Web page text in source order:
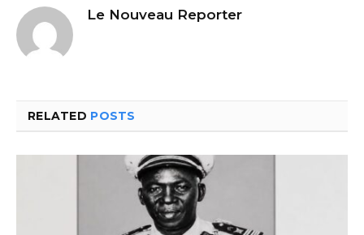
Le Nouveau Reporter
RELATED POSTS